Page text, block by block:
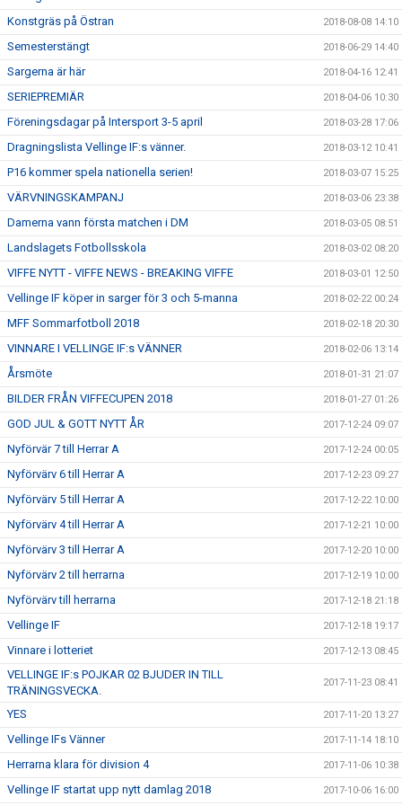
Konstgräs på Östran 2018-08-08 14:10
Semesterstängt 2018-06-29 14:40
Sargerna är här 2018-04-16 12:41
SERIEPREMIÄR 2018-04-06 10:30
Föreningsdagar på Intersport 3-5 april 2018-03-28 17:06
Dragningslista Vellinge IF:s vänner. 2018-03-12 10:41
P16 kommer spela nationella serien! 2018-03-07 15:25
VÄRVNINGSKAMPANJ 2018-03-06 23:38
Damerna vann första matchen i DM 2018-03-05 08:51
Landslagets Fotbollsskola 2018-03-02 08:20
VIFFE NYTT - VIFFE NEWS - BREAKING VIFFE 2018-03-01 12:50
Vellinge IF köper in sarger för 3 och 5-manna 2018-02-22 00:24
MFF Sommarfotboll 2018 2018-02-18 20:30
VINNARE I VELLINGE IF:s VÄNNER 2018-02-06 13:14
Årsmöte 2018-01-31 21:07
BILDER FRÅN VIFFECUPEN 2018 2018-01-27 01:26
GOD JUL & GOTT NYTT ÅR 2017-12-24 09:07
Nyförvär 7 till Herrar A 2017-12-24 00:05
Nyförvärv 6 till Herrar A 2017-12-23 09:27
Nyförvärv 5 till Herrar A 2017-12-22 10:00
Nyförvärv 4 till Herrar A 2017-12-21 10:00
Nyförvärv 3 till Herrar A 2017-12-20 10:00
Nyförvärv 2 till herrarna 2017-12-19 10:00
Nyförvärv till herrarna 2017-12-18 21:18
Vellinge IF 2017-12-18 19:17
Vinnare i lotteriet 2017-12-13 08:45
VELLINGE IF:s POJKAR 02 BJUDER IN TILL
TRÄNINGSVECKA.
2017-11-23 08:41
YES 2017-11-20 13:27
Vellinge IFs Vänner 2017-11-14 18:10
Herrarna klara för division 4 2017-11-06 10:38
Vellinge IF startat upp nytt damlag 2018 2017-10-06 16:00